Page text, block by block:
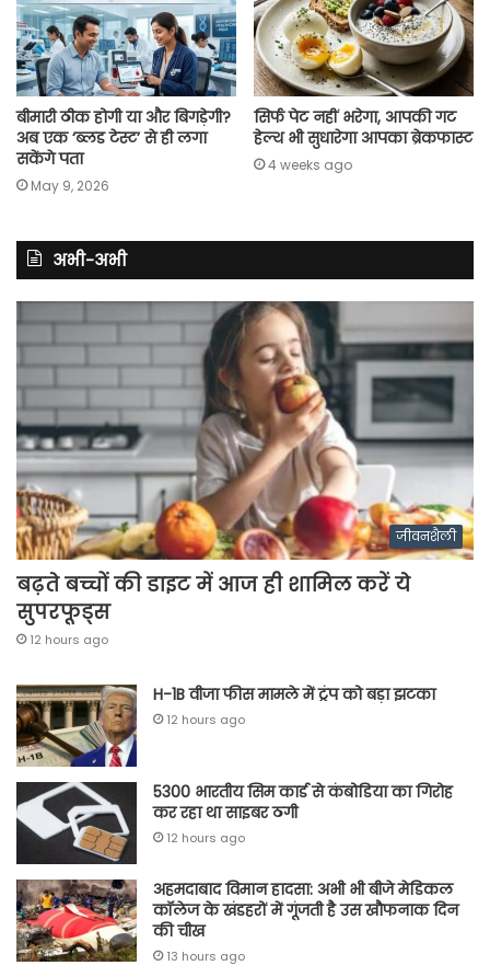
बीमारी ठीक होगी या और बिगड़ेगी?
अब एक ‘ब्लड टेस्ट’ से ही लगा
सकेंगे पता
May 9, 2026
सिर्फ पेट नहीं भरेगा, आपकी गट
हेल्थ भी सुधारेगा आपका ब्रेकफास्ट
4 weeks ago
अभी-अभी
जीवनशैली
बढ़ते बच्चों की डाइट में आज ही शामिल करें ये
सुपरफूड्स
12 hours ago
H-1B वीजा फीस मामले में ट्रंप को बड़ा झटका
12 hours ago
5300 भारतीय सिम कार्ड से कंबोडिया का गिरोह
कर रहा था साइबर ठगी
12 hours ago
अहमदाबाद विमान हादसा: अभी भी बीजे मेडिकल
कॉलेज के खंडहरों में गूंजती है उस खौफनाक दिन
की चीख
13 hours ago